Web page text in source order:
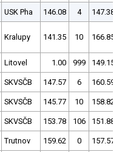
USK Pha 146.08 4 147.38
Kralupy 141.35 10 166.85
Litovel 1.00 999 149.15
SKVSČB 147.57 6 160.59
SKVSČB 145.77 10 158.82
SKVSČB 153.78 106 151.88
Trutnov 159.62 0 157.57